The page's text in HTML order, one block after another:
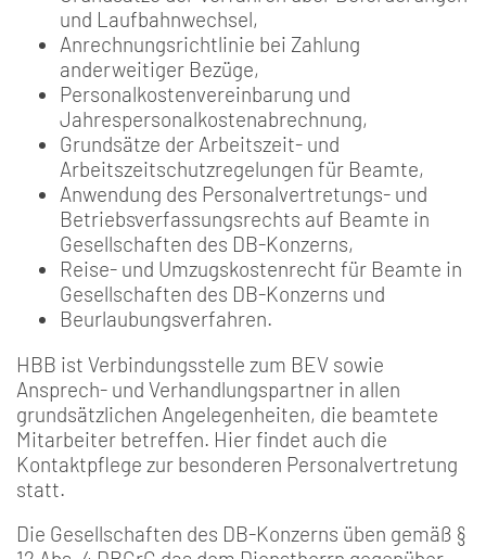
und Laufbahnwechsel,
Anrechnungsrichtlinie bei Zahlung
anderweitiger Bezüge,
Personalkostenvereinbarung und
Jahrespersonalkostenabrechnung,
Grundsätze der Arbeitszeit- und
Arbeitszeitschutzregelungen für Beamte,
Anwendung des Personalvertretungs- und
Betriebsverfassungsrechts auf Beamte in
Gesellschaften des DB-Konzerns,
Reise- und Umzugskostenrecht für Beamte in
Gesellschaften des DB-Konzerns und
Beurlaubungsverfahren.
HBB ist Verbindungsstelle zum BEV sowie
Ansprech- und Verhandlungspartner in allen
grundsätzlichen Angelegenheiten, die beamtete
Mitarbeiter betreffen. Hier findet auch die
Kontaktpflege zur besonderen Personalvertretung
statt.
Die Gesellschaften des DB-Konzerns üben gemäß §